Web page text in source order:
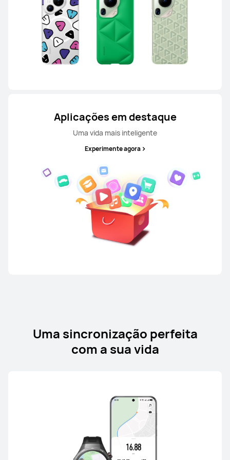
Aplicações em destaque
Uma vida mais inteligente
Experimente agora
Uma sincronização perfeita
com a sua vida